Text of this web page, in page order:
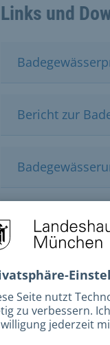
Links und
Bericht zur
Freizeitangebot
Grillen in der
Baden in der